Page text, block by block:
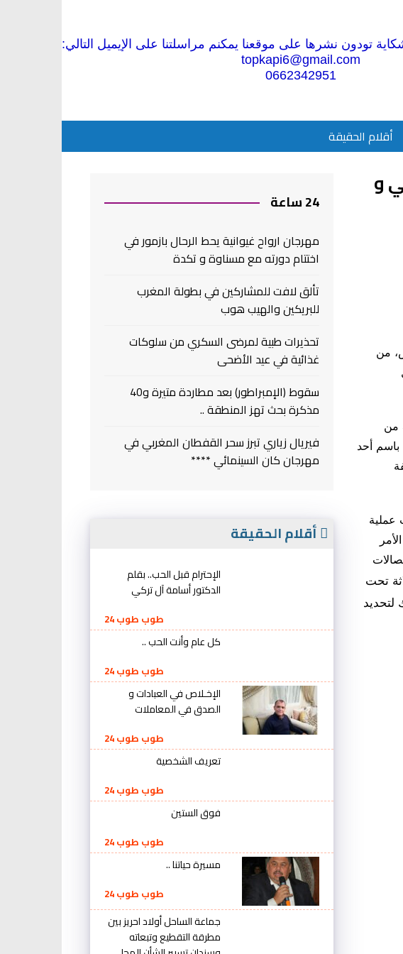
تودون نشرها على موقعنا يمكنم مراسلتنا على الإيميل التالي:
topkapi6@gmail.com
0662342951
أقلام الحقيقة
و
من
من
باسم أحد
عملية
تحت
لتحديد
24 ساعة
مهرجان ارواح غيوانية يحط الرحال بازمور في
اختتام دورته مع مسناوة و تكدة
تألق لافت للمشاركين في بطولة المغرب
للبريكين والهيب هوب
تحذيرات طبية لمرضى السكري من سلوكات
غذائية في عيد الأضحى
سقوط (الإمبراطور) بعد مطاردة متيرة و40
مذكرة بحث تهز المنطقة ..
فيريال زياري تبرز سحر القفطان المغربي في
مهرجان كان السينمائي ****
أقلام الحقيقة
الإحترام قبل الحب.. بقلم
الدكتور أسامة آل تركي
طوب طوب 24
كل عام وأنت الحب ..
طوب طوب 24
الإخـلاص في العبادات و
الصدق في المعاملات
طوب طوب 24
تعريف الشخصية
طوب طوب 24
فوق الستين
طوب طوب 24
مسيرة حياتنا ..
طوب طوب 24
جماعة الساحل أولاد احريز بين
مطرقة التقطيع وتبعاته